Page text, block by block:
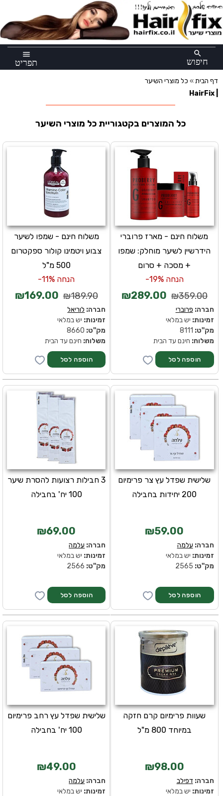
menu
תפריט
search
חיפוש
דף הבית» כל מוצרי השיער
כל המוצרים בקטגוריית כל מוצרי השיער
משלוח חינם - שמפו לשיער
צבוע ויטמינו קולור ספקטרום
500 מ"ל
הנחה 11%-
₪189.90
₪169.00
חברה: לוריאל
זמינות: יש במלאי
מק''ט:
משלוח: חינם עד הבית
משלוח חינם - מארז פרוברי
הידרשיין לשיער מוחלק: שמפו
+ מסכה + סרום
הנחה 19%-
₪359.00
₪289.00
חברה: פרוברי
זמינות: יש במלאי
מק''ט:
משלוח: חינם עד הבית
3 חבילות רצועות להסרת שיער
100 יח' בחבילה
₪69.00
חברה: עלמה
זמינות: יש במלאי
מק''ט:
שלישית שפדל עץ צר פרימיום
200 יחידות בחבילה
₪59.00
חברה: עלמה
זמינות: יש במלאי
מק''ט:
שלישית שפדל עץ רחב פרימיום
100 יח' בחבילה
₪49.00
חברה: עלמה
זמינות: יש במלאי
שעוות פרימיום קרם חזקה
במיוחד 800 מ"ל
₪98.00
חברה:דפילב
זמינות: יש במלאי
×